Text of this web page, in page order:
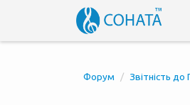
Форум Звітність